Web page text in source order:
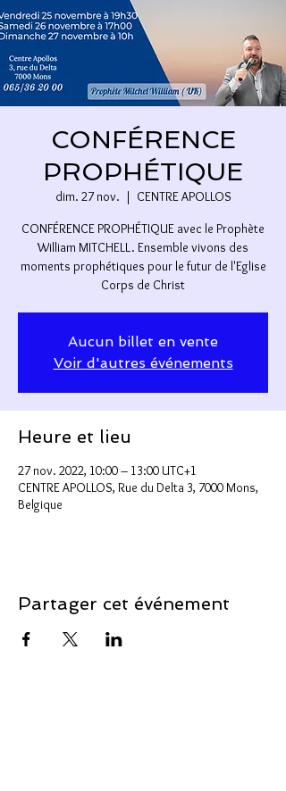
CONFÉRENCE
PROPHÉTIQUE
dim. 27 nov.
  |
CENTRE APOLLOS
CONFÉRENCE PROPHÉTIQUE avec le Prophète
William MITCHELL. Ensemble vivons des
moments prophétiques pour le futur de l'Eglise
Corps de Christ
Aucun billet en vente
Voir d'autres événements
Heure et lieu
27 nov. 2022, 10:00 – 13:00 UTC+1
CENTRE APOLLOS, Rue du Delta 3, 7000 Mons,
Belgique
Partager cet événement